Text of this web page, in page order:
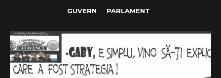
GUVERN PARLAMENT